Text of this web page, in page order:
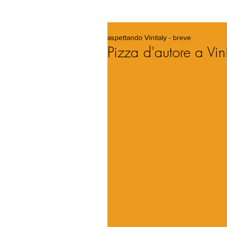
Pizza d'autore a
aspettando Vinitaly - breve